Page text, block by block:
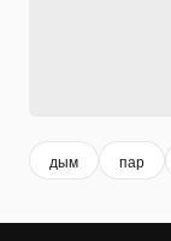
дым пар